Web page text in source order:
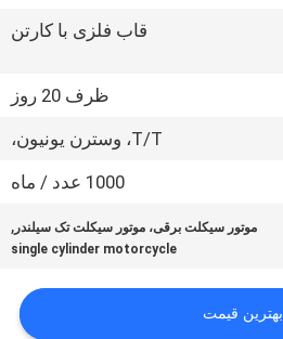
قاب فلزی با کارتن
ظرف 20 روز
T/T، وسترن یونیون،
1000 عدد / ماه
موتور سیکلت برقی، موتور سیکلت تک سیلندر ,
single cylinder motorcycle
بهترین قیمت